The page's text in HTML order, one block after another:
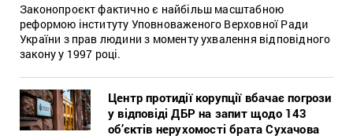
Законопроєкт фактично є найбільш масштабною
реформою інституту Уповноваженого Верховної Ради
України з прав людини з моменту ухвалення відповідного
закону у 1997 році.
Центр протидії корупції вбачає погрози
у відповіді ДБР на запит щодо 143
об’єктів нерухомості брата Сухачова